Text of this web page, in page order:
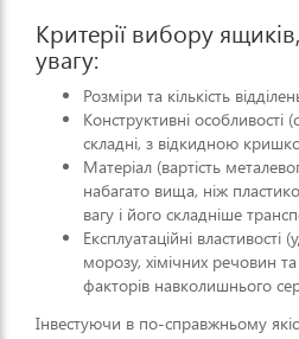
Критерії вибору
увагу:
Розміри та кількість
Конструктивні особливості
складні, з відкидною
Матеріал (вартість
набагато вища, ніж
вагу і його складніше
Експлуатаційні властивості
морозу, хімічних речовин
факторів навколишнього
Інвестуючи в по-справжньому